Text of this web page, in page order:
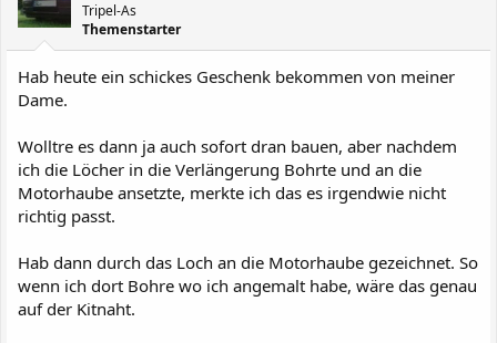
Tripel-As
Themenstarter
Hab heute ein schickes Geschenk bekommen von meiner
Dame.
Wolltre es dann ja auch sofort dran bauen, aber nachdem
ich die Löcher in die Verlängerung Bohrte und an die
Motorhaube ansetzte, merkte ich das es irgendwie nicht
richtig passt.
Hab dann durch das Loch an die Motorhaube gezeichnet. So
wenn ich dort Bohre wo ich angemalt habe, wäre das genau
auf der Kitnaht.